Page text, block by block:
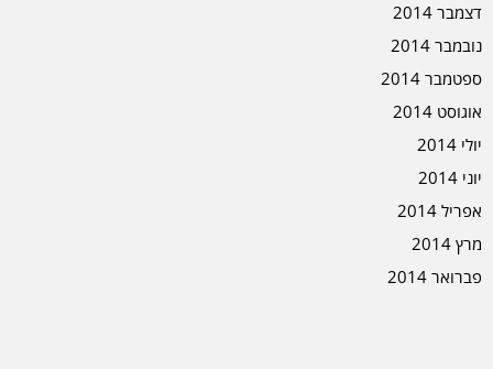
דצמבר 2014
נובמבר 2014
ספטמבר 2014
אוגוסט 2014
יולי 2014
יוני 2014
אפריל 2014
מרץ 2014
פברואר 2014